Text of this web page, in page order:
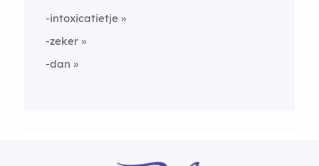
-intoxicatietje
-zeker
-dan